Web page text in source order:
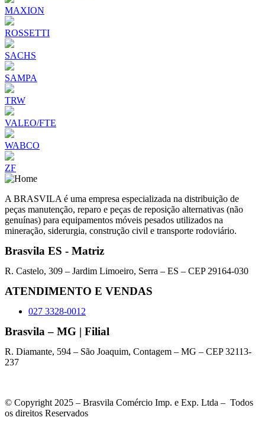
MAXION
ROSSETTI
SACHS
SAMPA
TRW
VALEO/FTE
WABCO
ZF
A BRASVILA é uma empresa especializada na distribuição de
peças manutenção, reparo e peças de reposição alternativas (não
genuínas) para equipamentos móveis pesados utilizados na
mineração, siderurgia, construção civil e transporte rodoviário.
Brasvila ES - Matriz
R. Castelo, 309 – Jardim Limoeiro, Serra – ES – CEP 29164-030
ATENDIMENTO E VENDAS
027 3328-0012
Brasvila – MG | Filial
R. Diamante, 594 – São Joaquim, Contagem – MG – CEP 32113-
237
© Copyright 2025 – Brasvila Comércio Imp. e Exp. Ltda – Todos
os direitos Reservados